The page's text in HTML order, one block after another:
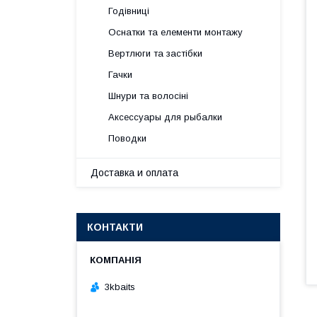
Годівниці
Оснатки та елементи монтажу
Вертлюги та застібки
Гачки
Шнури та волосіні
Аксессуары для рыбалки
Поводки
Доставка и оплата
КОНТАКТИ
3kbaits